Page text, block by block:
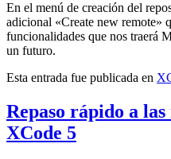
En el menú de creación del
adicional «Create new remote»
funcionalidades que nos traerá
un futuro.
Esta entrada fue publicada en
Repaso rápido a las
XCode 5